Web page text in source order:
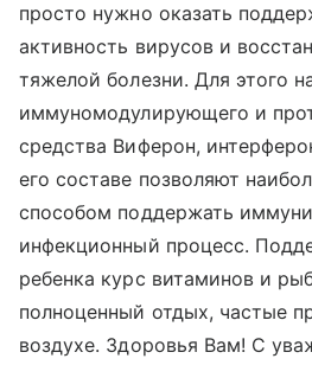
просто нужно оказать
активность вирусов и
тяжелой болезни. Для этого
иммуномодулирующего и
средства Виферон,
его составе позволяют
способом поддержать
инфекционный процесс.
ребенка курс витаминов и
полноценный отдых, частые
воздухе. Здоровья Вам! С